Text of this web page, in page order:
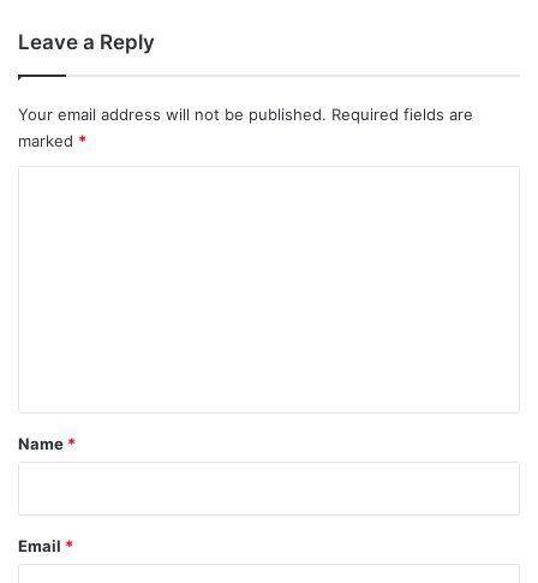
Leave a Reply
Your email address will not be published. Required fields are
marked *
*
Name *
Email *